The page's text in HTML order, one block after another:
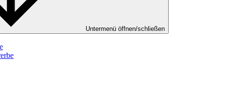
Untermenü öffnen/schließen